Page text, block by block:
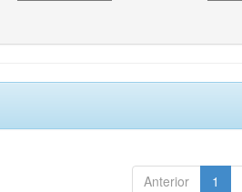
Anterior 1